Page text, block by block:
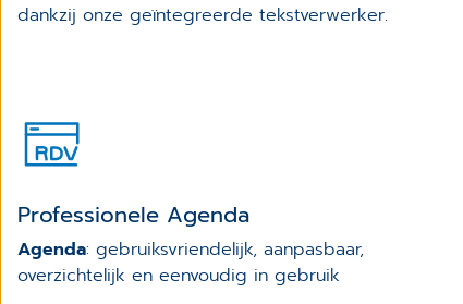
dankzij onze geïntegreerde tekstverwerker.
Professionele Agenda
Agenda: gebruiksvriendelijk, aanpasbaar,
overzichtelijk en eenvoudig in gebruik